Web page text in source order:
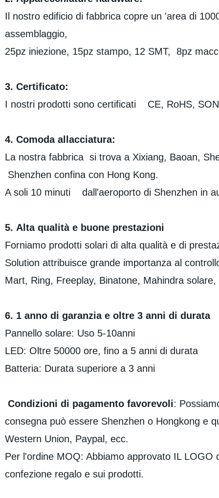
Il nostro edificio di fabbrica copre un 'area di
assemblaggio,
25pz iniezione, 15pz stampo, 12 SMT, 8pz
3. Certificato:
I nostri prodotti sono certificati CE, RoHS,
4. Comoda allacciatura:
La nostra fabbrica si trova a Xixiang, Baoan,
Shenzhen confina con Hong Kong.
A soli 10 minuti dall'aeroporto di Shenzhen in
5. Alta qualità e buone prestazioni
Forniamo prodotti solari di alta qualità e di
Solution attribuisce grande importanza al
Mart, Ring, Freeplay, Binatone, Mahindra
6. 1 anno di garanzia e oltre 3 anni di durata
Pannello solare: Uso 5-10anni
LED: Oltre 50000 ore, fino a 5 anni di durata
Batteria: Durata superiore a 3 anni
Condizioni di pagamento favorevoli:
consegna può essere Shenzhen o Hongkong e
Western Union, Paypal, ecc.
Per l'ordine MOQ: Abbiamo approvato IL
confezione regalo e sui prodotti.